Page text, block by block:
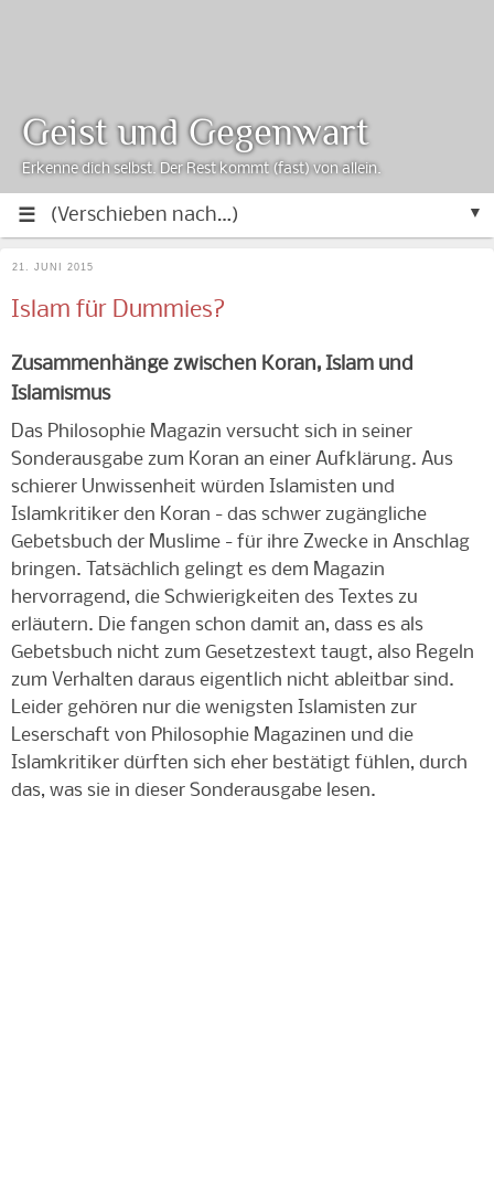
▼
Geist und Gegenwart
Erkenne dich selbst. Der Rest kommt (fast) von allein.
21. JUNI 2015
Islam für Dummies?
Zusammenhänge zwischen Koran, Islam und
Islamismus
Das Philosophie Magazin versucht sich in seiner
Sonderausgabe zum Koran an einer Aufklärung. Aus
schierer Unwissenheit würden Islamisten und
Islamkritiker den Koran - das schwer zugängliche
Gebetsbuch der Muslime - für ihre Zwecke in Anschlag
bringen. Tatsächlich gelingt es dem Magazin
hervorragend, die Schwierigkeiten des Textes zu
erläutern. Die fangen schon damit an, dass es als
Gebetsbuch nicht zum Gesetzestext taugt, also Regeln
zum Verhalten daraus eigentlich nicht ableitbar sind.
Leider gehören nur die wenigsten Islamisten zur
Leserschaft von Philosophie Magazinen und die
Islamkritiker dürften sich eher bestätigt fühlen, durch
das, was sie in dieser Sonderausgabe lesen.